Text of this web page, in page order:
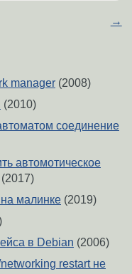
→
manager (2008)
(2010)
соединение
автомотическое
(2017)
малинке (2019)
в Debian (2006)
restart не